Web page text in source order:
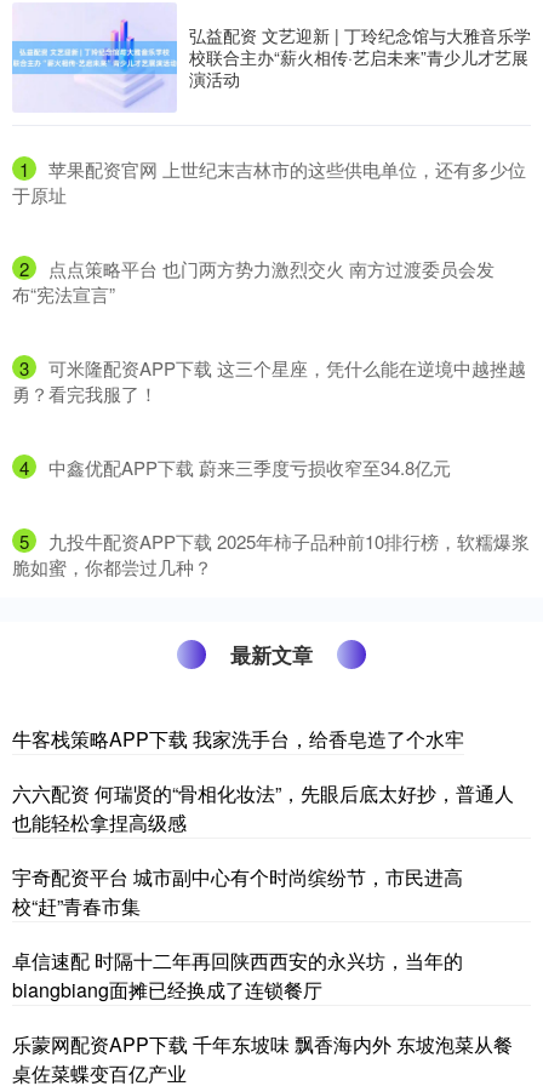
弘益配资 文艺迎新 | 丁玲纪念馆与大雅音乐学
校联合主办“薪火相传·艺启未来”青少儿才艺展
演活动
1
​苹果配资官网 上世纪末吉林市的这些供电单位，还有多少位
于原址
2
​点点策略平台 也门两方势力激烈交火 南方过渡委员会发
布“宪法宣言”
3
​可米隆配资APP下载 这三个星座，凭什么能在逆境中越挫越
勇？看完我服了！
4 ​中鑫优配APP下载 蔚来三季度亏损收窄至34.8亿元
5
​九投牛配资APP下载 2025年柿子品种前10排行榜，软糯爆浆
脆如蜜，你都尝过几种？
最新文章
牛客栈策略APP下载 我家洗手台，给香皂造了个水牢
六六配资 何瑞贤的“骨相化妆法”，先眼后底太好抄，普通人
也能轻松拿捏高级感
宇奇配资平台 城市副中心有个时尚缤纷节，市民进高
校“赶”青春市集
卓信速配 时隔十二年再回陕西西安的永兴坊，当年的
biangbiang面摊已经换成了连锁餐厅
乐蒙网配资APP下载 千年东坡味 飘香海内外 东坡泡菜从餐
桌佐菜蝶变百亿产业